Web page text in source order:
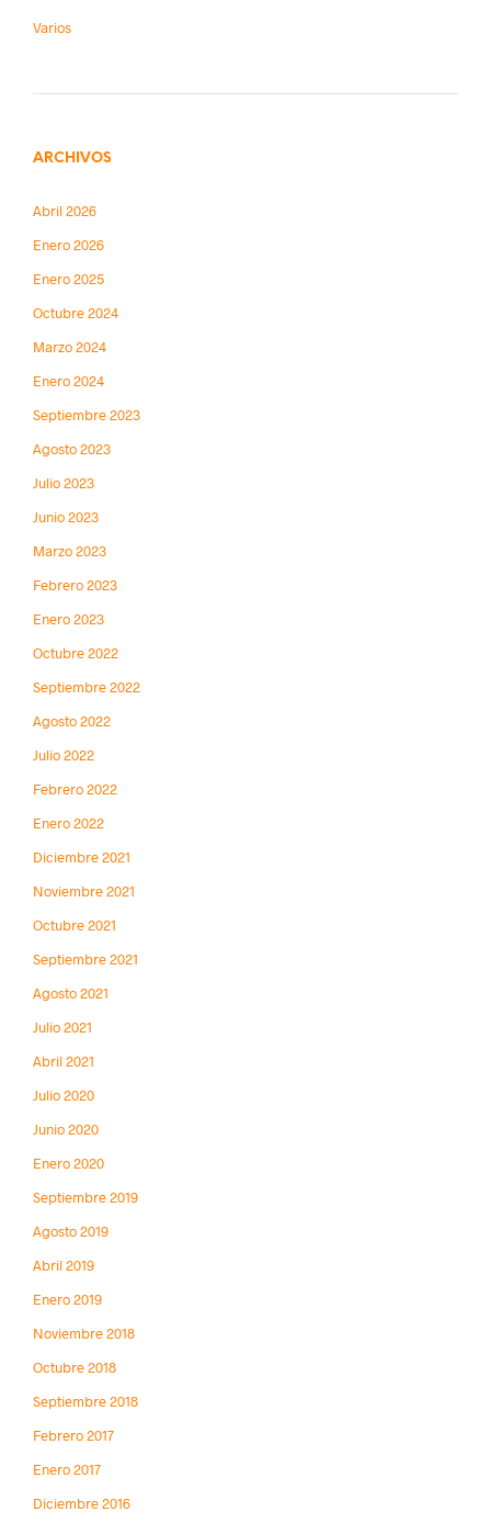
Varios
ARCHIVOS
Abril 2026
Enero 2026
Enero 2025
Octubre 2024
Marzo 2024
Enero 2024
Septiembre 2023
Agosto 2023
Julio 2023
Junio 2023
Marzo 2023
Febrero 2023
Enero 2023
Octubre 2022
Septiembre 2022
Agosto 2022
Julio 2022
Febrero 2022
Enero 2022
Diciembre 2021
Noviembre 2021
Octubre 2021
Septiembre 2021
Agosto 2021
Julio 2021
Abril 2021
Julio 2020
Junio 2020
Enero 2020
Septiembre 2019
Agosto 2019
Abril 2019
Enero 2019
Noviembre 2018
Octubre 2018
Septiembre 2018
Febrero 2017
Enero 2017
Diciembre 2016